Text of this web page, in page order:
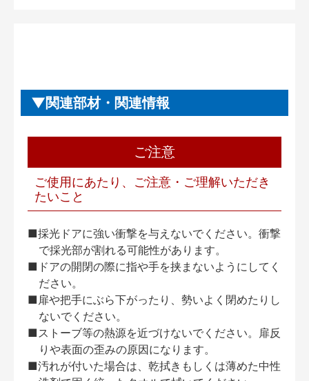
関連部材・関連情報
ご注意
ご使用にあたり、ご注意・ご理解いただき
たいこと
■採光ドアに強い衝撃を与えないでください。衝撃
で採光部が割れる可能性があります。
■ドアの開閉の際に指や手を挟まないようにしてく
ださい。
■扉や把手にぶら下がったり、勢いよく閉めたりし
ないでください。
■ストーブ等の熱源を近づけないでください。扉反
りや表面の歪みの原因になります。
■汚れが付いた場合は、乾拭きもしくは薄めた中性